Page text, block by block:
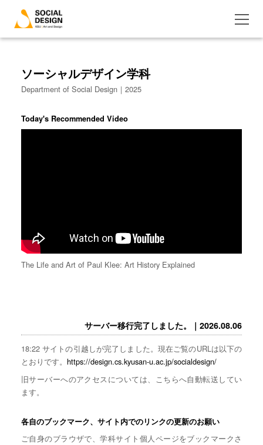
ソーシャルデザイン学科
Department of Social Design｜2025
Today's Recommended Video
The Life and Art of Paul Klee: Art History Explained
サーバー移行完了しました。｜2026.08.06
18:22 サイトの引越しが完了しました。現在ご覧のURLは以下の
とおりです。 https://design.cs.kyusan-u.ac.jp/socialdesign/
旧サーバーへのアクセスについては、こちらへ自動転送してい
ます。
各自のブックマーク、サイト内でのリンクの更新のお願い
ご自身のブラウザで、学科サイト個人ページをブックマークさ